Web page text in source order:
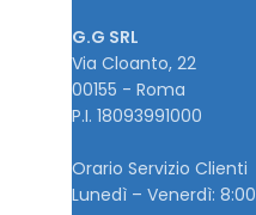
G.G SRL
Via Cloanto, 22
00155 - Roma
P.I. ‭18093991000
Orario Servizio Clienti
Lunedì – Venerdì: